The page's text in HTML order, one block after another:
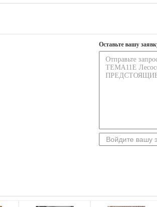
Оставьте вашу